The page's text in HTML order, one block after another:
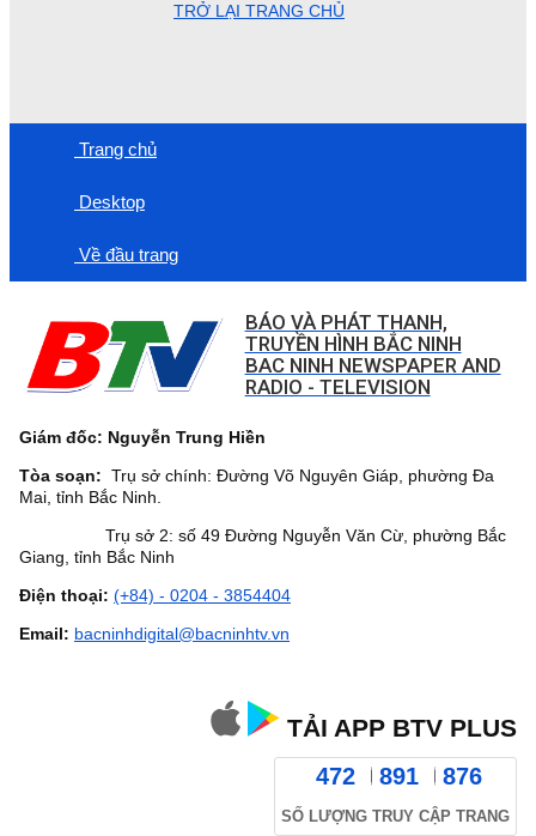
TRỞ LẠI TRANG CHỦ
Trang chủ
Desktop
Về đầu trang
BÁO VÀ PHÁT THANH,
TRUYỀN HÌNH BẮC NINH
BAC NINH NEWSPAPER AND
RADIO - TELEVISION
Giám đốc: Nguyễn Trung Hiền
Tòa soạn: Trụ sở chính: Đường Võ Nguyên Giáp, phường Đa
Mai, tỉnh Bắc Ninh.
Trụ sở 2: số 49 Đường Nguyễn Văn Cừ, phường Bắc
Giang, tỉnh Bắc Ninh
Điện thoại: (+84) - 0204 - 3854404
Email: bacninhdigital@bacninhtv.vn
TẢI APP BTV PLUS
472 891 876
SỐ LƯỢNG TRUY CẬP TRANG